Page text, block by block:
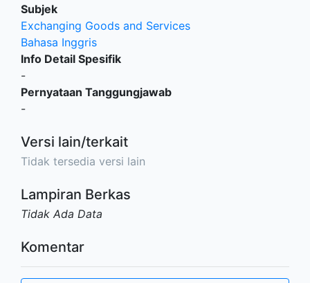
Subjek
Exchanging Goods and Services
Bahasa Inggris
Info Detail Spesifik
-
Pernyataan Tanggungjawab
-
Versi lain/terkait
Tidak tersedia versi lain
Lampiran Berkas
Tidak Ada Data
Komentar